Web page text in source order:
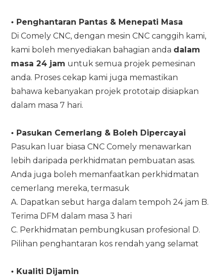
• Penghantaran Pantas & Menepati Masa
Di Comely CNC, dengan mesin CNC canggih kami,
kami boleh menyediakan bahagian anda dalam
masa 24 jam untuk semua projek pemesinan
anda. Proses cekap kami juga memastikan
bahawa kebanyakan projek prototaip disiapkan
dalam masa 7 hari.
• Pasukan Cemerlang & Boleh Dipercayai
Pasukan luar biasa CNC Comely menawarkan
lebih daripada perkhidmatan pembuatan asas.
Anda juga boleh memanfaatkan perkhidmatan
cemerlang mereka, termasuk
A. Dapatkan sebut harga dalam tempoh 24 jam B.
Terima DFM dalam masa 3 hari
C. Perkhidmatan pembungkusan profesional D.
Pilihan penghantaran kos rendah yang selamat
• Kualiti Dijamin